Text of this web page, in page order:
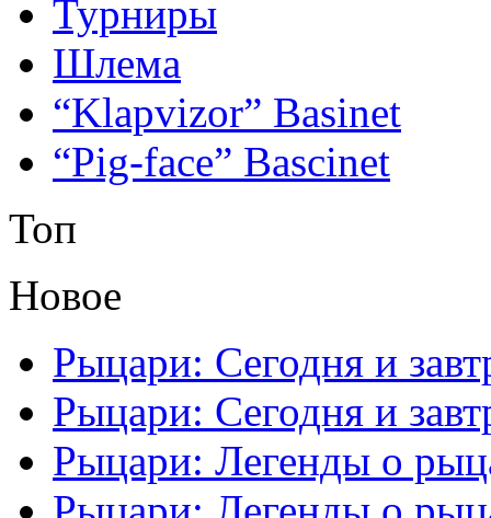
Турниры
Шлема
“Klapvizor” Basinet
“Pig-face” Bascinet
Топ
Новое
Рыцари: Сегодня и
Рыцари: Сегодня и
Рыцари: Легенды о